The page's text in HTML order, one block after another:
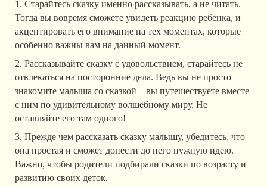
1. Старайтесь сказку именно рассказывать, а не читать.
Тогда вы вовремя сможете увидеть реакцию ребенка, и
акцентировать его внимание на тех моментах, которые
особенно важны вам на данный момент.
2. Рассказывайте сказку с удовольствием, старайтесь не
отвлекаться на посторонние дела. Ведь вы не просто
знакомите малыша со сказкой – вы путешествуете вместе
с ним по удивительному волшебному миру. Не
оставляйте его там одного!
3. Прежде чем рассказать сказку малышу, убедитесь, что
она простая и сможет донести до него нужную идею.
Важно, чтобы родители подбирали сказки по возрасту и
развитию своих деток.